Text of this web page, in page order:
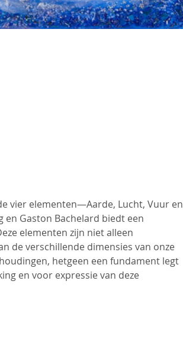
vier elementen—Aarde, Lucht, Vuur en
Gaston Bachelard biedt een
elementen zijn niet alleen
de verschillende dimensies van onze
hetgeen een fundament legt
en voor expressie van deze